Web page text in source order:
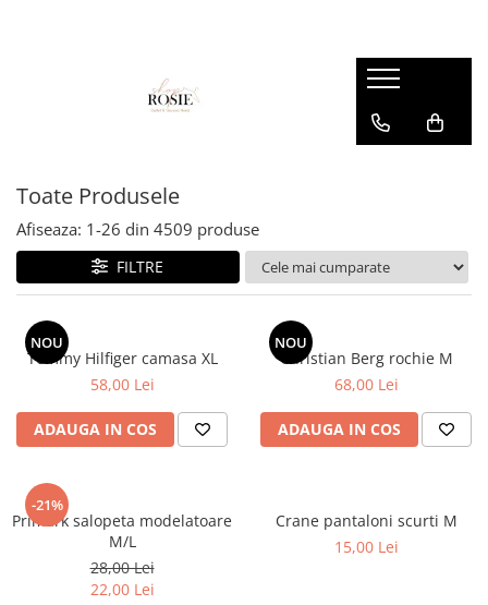
Femei
Genti
Blugi
Bluze/Topuri
Cardigane
Colanti
Fuste
Hanorace
Lenjerii si pijamale
Copii
Bluze
Camasi
Geci
Hanorace
Pantaloni
Pantaloni scurti
Pulovere
sport
Tricouri si maiouri
Bluze
body
Camasi
Geci
Hanorace
Incaltaminte
Pantaloni scurti
Rochii&Fuste/Sacouri
Salopete
Tricouri si maiouri
Toate Produsele
Afiseaza: 1-26 din 4509 produse
FILTRE
NOU
Tommy Hilfiger camasa XL
58,00 Lei
ADAUGA IN COS
NOU
Christian Berg rochie M
68,00 Lei
ADAUGA IN COS
-21%
Primark salopeta modelatoare
M/L
28,00 Lei
22,00 Lei
Crane pantaloni scurti M
15,00 Lei